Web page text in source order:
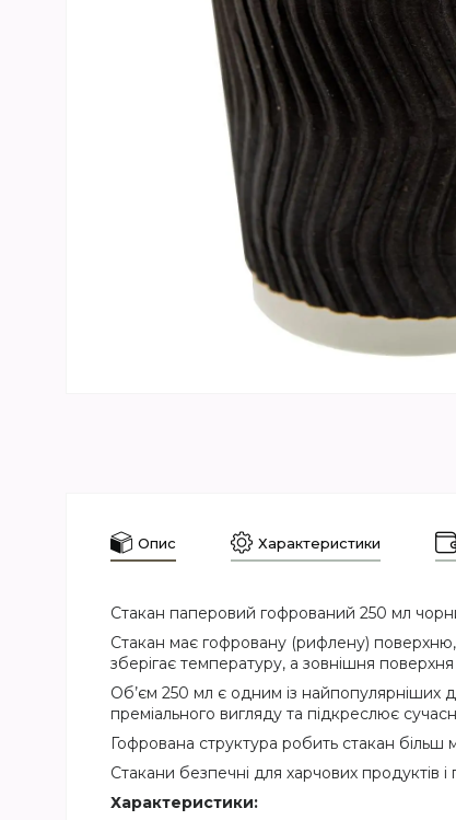
Опис Характеристики
Стакан паперовий гофрований 250 мл
Стакан має гофровану (рифлену)
зберігає температуру, а зовнішня
Об’єм 250 мл є одним із найпопулярніших
преміального вигляду та підкреслює
Гофрована структура робить стакан більш
Стакани безпечні для харчових продуктів
Характеристики: